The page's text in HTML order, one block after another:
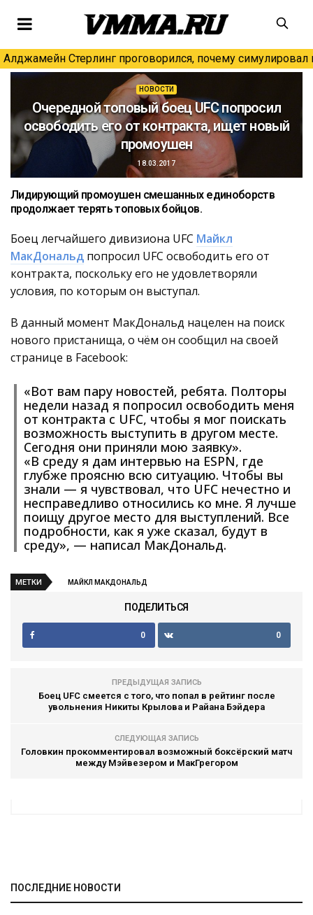
Алджамейн Стерлинг проговорился, почему симулировал
НОВОСТИ
Очередной топовый боец UFC попросил
освободить его от контракта, ищет новый
промоушен
18.03.2017
Лидирующий промоушен смешанных единоборств
продолжает терять топовых бойцов.
Боец легчайшего дивизиона UFC Майкл
МакДональд попросил UFC освободить его от
контракта, поскольку его не удовлетворяли
условия, по которым он выступал.
В данный момент МакДональд нацелен на поиск
нового пристанища, о чём он сообщил на своей
странице в Facebook:
«Вот вам пару новостей, ребята. Полторы
недели назад я попросил освободить меня
от контракта с UFC, чтобы я мог поискать
возможность выступить в другом месте.
Сегодня они приняли мою заявку».
«В среду я дам интервью на ESPN, где
глубже проясню всю ситуацию. Чтобы вы
знали — я чувствовал, что UFC нечестно и
несправедливо относились ко мне. Я лучше
поищу другое место для выступлений. Все
подробности, как я уже сказал, будут в
среду», — написал МакДональд.
МЕТКИ МАЙКЛ МАКДОНАЛЬД
ПОДЕЛИТЬСЯ
0 0
ПРЕДЫДУЩАЯ ЗАПИСЬ
Боец UFC смеется с того, что попал в рейтинг после
увольнения Никиты Крылова и Райана Бэйдера
СЛЕДУЮЩАЯ ЗАПИСЬ
Головкин прокомментировал возможный боксёрский матч
между Мэйвезером и МакГрегором
ПОСЛЕДНИЕ НОВОСТИ